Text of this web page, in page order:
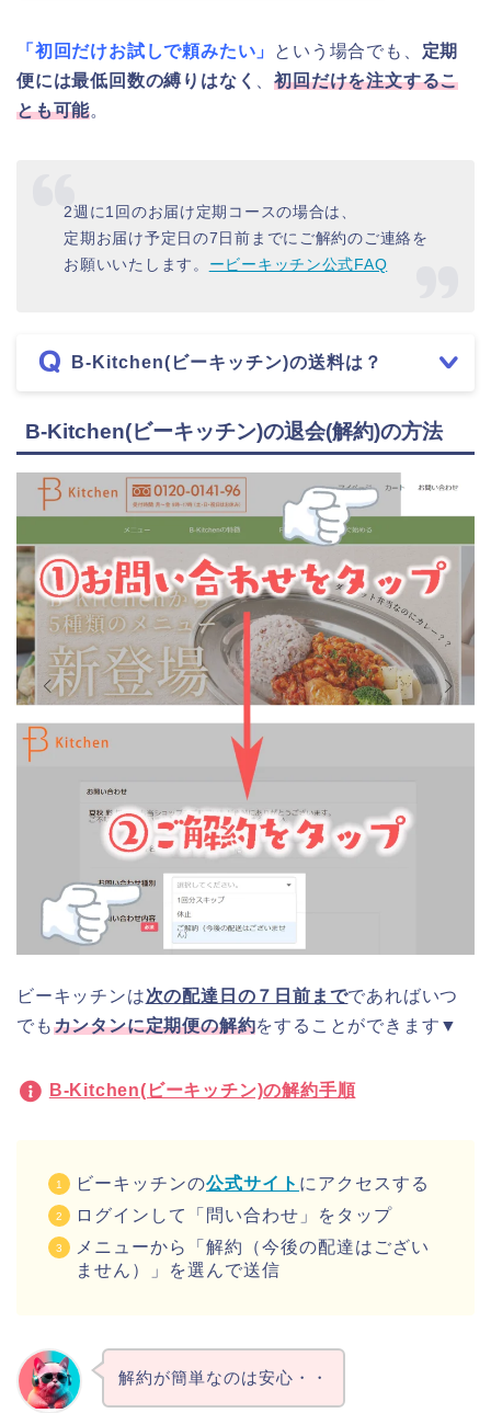
「初回だけお試しで頼みたい」 という場合でも、 定期
便には最低回数の縛りはなく 、初回だけを注文するこ
とも可能。
2週に1回のお届け定期コースの場合は、
定期お届け予定日の7日前までにご解約のご連絡を
お願いいたします。 ービーキッチン公式FAQ
B-Kitchen(ビーキッチン)の送料は？
B-Kitchen(ビーキッチン)の退会(解約)の方法
ビーキッチンは次の配達日の７日前までであればいつ
でもカンタンに定期便の解約をすることができます▼
B-Kitchen(ビーキッチン)の解約手順
ビーキッチンの公式サイト にアクセスする
ログインして「問い合わせ」をタップ
メニューから「解約（今後の配達はござい
ません）」を選んで送信
解約が簡単なのは安心・・